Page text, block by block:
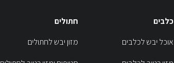
כלבים
אוכל יבש לכלבים
חתולים
מזון יבש לחתולים